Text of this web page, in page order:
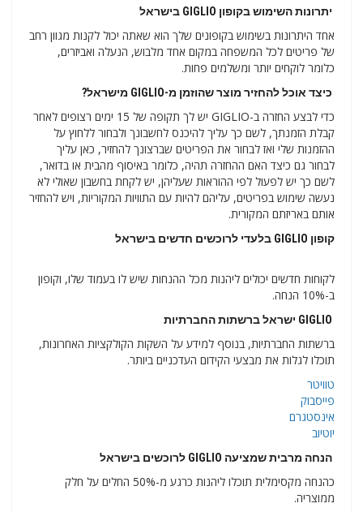
יתרונות השימוש בקופון GIGLIO בישראל
אחד היתרונות בשימוש בקופונים שלך הוא שאתה יכול לקנות מגוון רחב
של פריטים לכל המשפחה במקום אחד מלבוש, הנעלה ואביזרים,
כלומר לוקחים יותר ומשלמים פחות.
כיצד אוכל להחזיר מוצר שהוזמן מ-GIGLIO מישראל?
כדי לבצע החזרה ב-GIGLIO יש לך תקופה של 15 ימים רצופים לאחר
קבלת הזמנתך, לשם כך עליך להיכנס לחשבונך ולבחור ללחוץ על
ההזמנות שלי ואז לבחור את הפריטים שברצונך להחזיר, כאן עליך
לבחור גם כיצד האם ההחזרה תהיה, כלומר באיסוף מהבית או בדואר,
לשם כך יש לפעול לפי ההוראות שעליהן, יש לקחת בחשבון שאולי לא
נעשה שימוש בפריטים, עליהם להיות עם התוויות המקוריות, ויש להחזיר
אותם באריזתם המקורית.
קופון GIGLIO בלעדי לרוכשים חדשים בישראל
לקוחות חדשים יכולים ליהנות מכל ההנחות שיש לו בעמוד שלו, וקופון
ב-10% הנחה.
ברשתות החברתיות, בנוסף למידע על השקות הקולקציות האחרונות,
תוכלו לגלות את מבצעי הקידום העדכניים ביותר.
טוויטר
פייסבוק
אינסטגרם
יוטיוב
הנחה מרבית שמציעה GIGLIO לרוכשים בישראל
כהנחה מקסימלית תוכלו ליהנות כרגע מ-50% החלים על חלק
ממוצריה.